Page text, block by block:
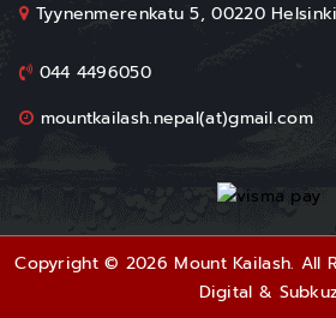
Tyynenmerenkatu 5, 00220 Helsinki
044 4496050
mountkailash.nepal(at)gmail.com
Copyright © 2026 Mount Kailash. All
Digital &